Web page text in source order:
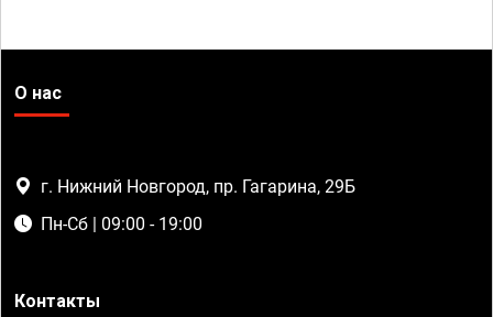
О нас
г. Нижний Новгород, пр. Гагарина, 29Б
Пн-Сб | 09:00 - 19:00
Контакты